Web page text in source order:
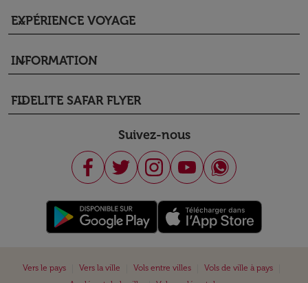
EXPÉRIENCE VOYAGE
keyboard_arrow_down
INFORMATION
keyboard_arrow_down
FIDELITE SAFAR FLYER
keyboard_arrow_down
Suivez-nous
Vers le pays Vers la ville Vols entre villes Vols de ville à pays